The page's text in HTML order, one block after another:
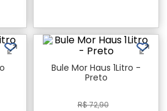
Bule Mor Haus 1Litro -
Preto
R$72,90